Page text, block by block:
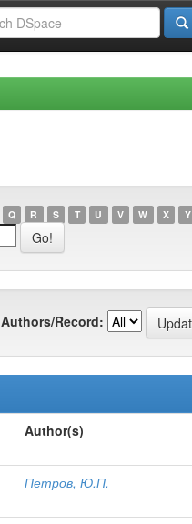
Q R S T U V W X Y
Authors/Record:
Author(s)
Петров, Ю.П.